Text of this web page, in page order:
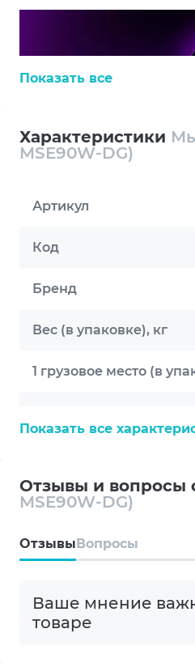
Показать все
Характеристики
MSE90W-DG)
Артикул
Код
Бренд
Вес (в упаковке), кг
1 грузовое место (в
Дизайн
Тип датчика
Показать все
Отзывы и вопросы
MSE90W-DG)
OтзывыВопросы
Ваше мнение
товаре